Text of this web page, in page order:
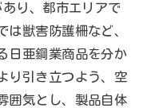
り、都市エリアで
は獣害防護柵など、
日亜鋼業商品を分か
り引き立つよう、空
囲気とし、製品自体